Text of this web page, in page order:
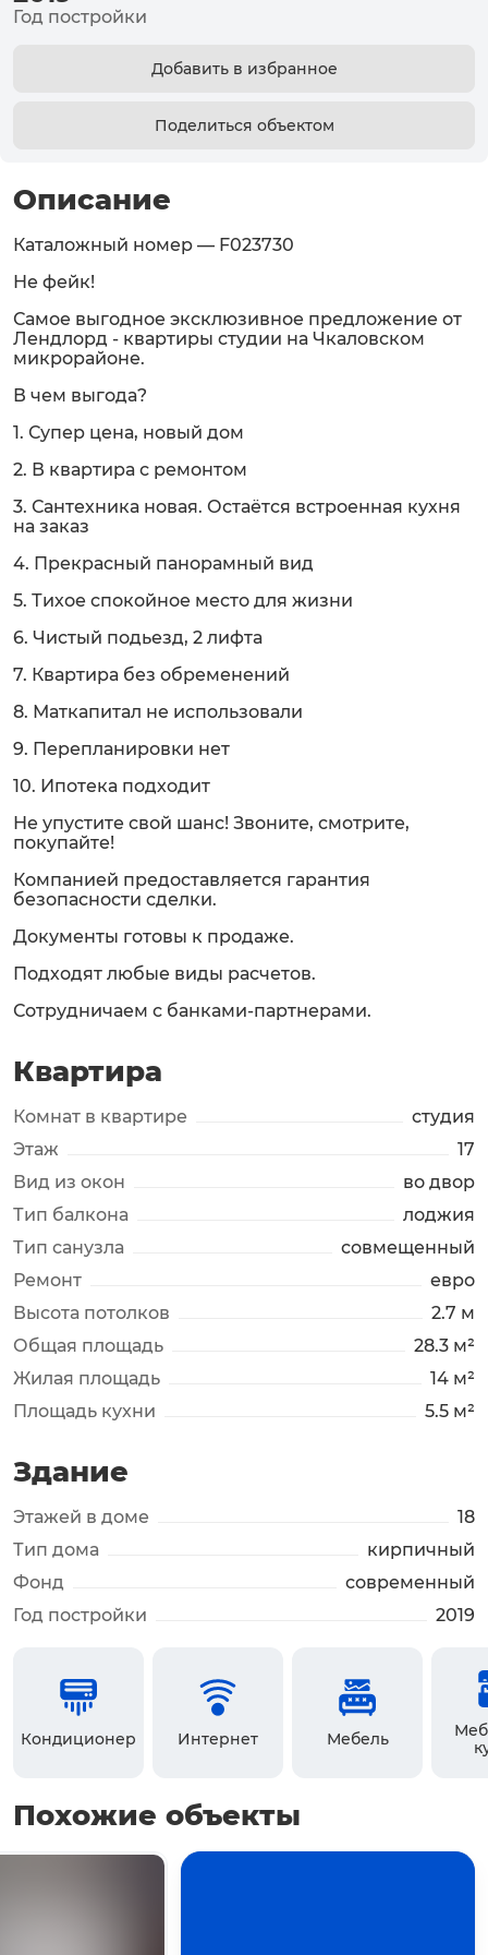
Год постройки
Добавить в избранное
Поделиться объектом
Описание
Каталожный номер — F023730
Не фейк!
Самое выгодное эксклюзивное предложение от
Лендлорд - квартиры студии на Чкаловском
микрорайоне.
В чем выгода?
1. Супер цена, новый дом
2. В квартира с ремонтом
3. Сантехника новая. Остаётся встроенная кухня
на заказ
4. Прекрасный панорамный вид
5. Тихое спокойное место для жизни
6. Чистый подьезд, 2 лифта
7. Квартира без обременений
8. Маткапитал не использовали
9. Перепланировки нет
10. Ипотека подходит
Не упустите свой шанс! Звоните, смотрите,
покупайте!
Компанией предоставляется гарантия
безопасности сделки.
Документы готовы к продаже.
Подходят любые виды расчетов.
Сотрудничаем с банками-партнерами.
Квартира
Комнат в квартире
студия
Этаж
17
Вид из окон
во двор
Тип балкона
лоджия
Тип санузла
совмещенный
Ремонт
евро
Высота потолков
2.7 м
Общая площадь
28.3 м²
Жилая площадь
14 м²
Площадь кухни
5.5 м²
Здание
Этажей в доме
18
Тип дома
кирпичный
Фонд
современный
Год постройки
2019
Кондиционер Интернет Мебель
Похожие объекты